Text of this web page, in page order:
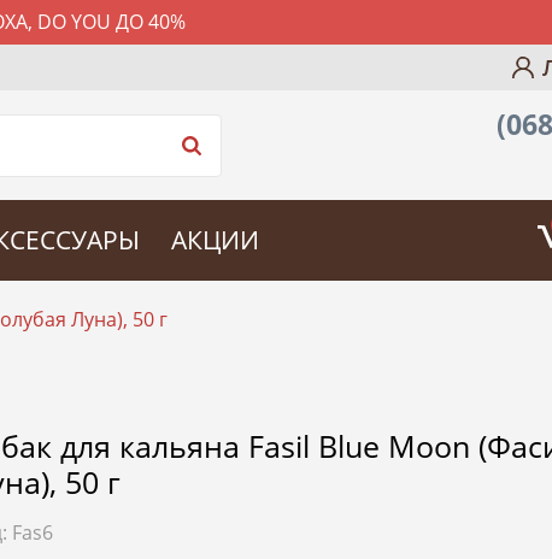
DO YOU ДО 40%
АКЦИИ
Луна), 50 г
для кальяна Fasil Blue Moon
50 г
Fas6